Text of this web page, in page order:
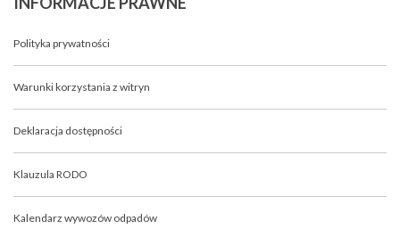
Polityka prywatności
Warunki korzystania z witryn
Deklaracja dostępności
Klauzula RODO
Kalendarz wywozów odpadów